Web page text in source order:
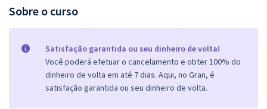
Sobre o curso
Satisfação garantida ou seu dinheiro de volta!
Você poderá efetuar o cancelamento e obter 100% do
dinheiro de volta em até 7 dias. Aqui, no Gran, é
satisfação garantida ou seu dinheiro de volta.